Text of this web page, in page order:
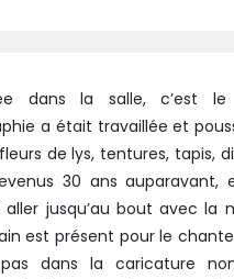
dans la salle, c’est
a était travaillée et
de lys, tentures, tapis,
30 ans auparavant,
aller jusqu’au bout avec la
est présent pour le
dans la caricature